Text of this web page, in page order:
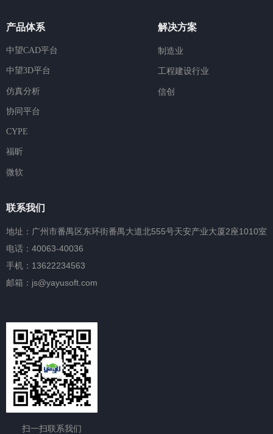
扫一扫联系我们
产品体系
中望CAD平台
中望3D平台
仿真分析
协同平台
CYPE
福昕
微软
解决方案
制造业
工程建设行业
信创
联系我们
地址：广州市番禺区东环街番禺大道北555号天安产业大厦2座1010室
电话：40063-40036
手机：13622234563
邮箱：js@yayusoft.com